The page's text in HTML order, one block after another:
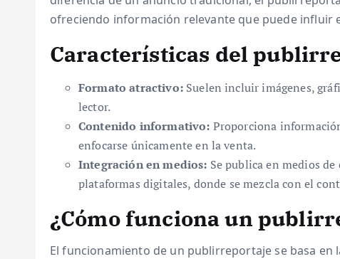
ofreciendo información relevante que puede influir
Características del
Formato atractivo:Suelen incluir imágenes,
lector.
Contenido informativo: Proporciona
enfocarse únicamente en la venta.
Integración en medios: Se publica en medios
plataformas digitales, donde se mezcla con el
¿Cómo funciona un
El funcionamiento de un publirreportaje se basa